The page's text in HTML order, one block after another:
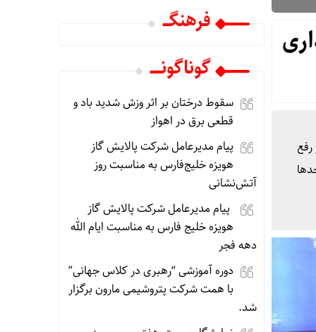
فرهنگـــ
گوناگونـــــ
سقوط درختان بر اثر وزش شدید باد و
قطعی برق در اهواز
پیام مدیرعامل شرکت پالایش گاز
هویزه خلیج‌فارس به مناسبت روز
آتش‌نشانی
پیام مدیرعامل شرکت پالایش گاز
هویزه خلیج فارس به مناسبت ایام الله
دهه فجر
دوره آموزشی “رهبری در کلاس جهانی”
با همت شرکت پتروشیمی مارون برگزار
شد.